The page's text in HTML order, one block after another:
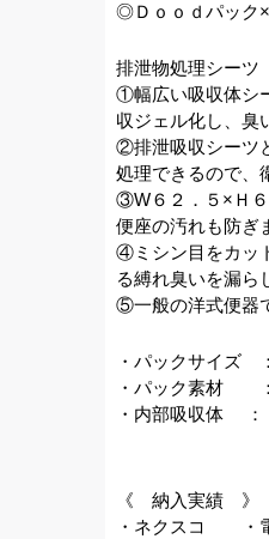
◎Ｄｏｏｄパック
排泄物処理シーツ
①幅広い吸収体シ
収ジェル化し、臭
②排泄吸収シーツ
処理できるので、
③W６２．５×Ｈ
便座の汚れも防ぎ
④ミシン目をカッ
る縛れ臭いを漏ら
⑤一般の洋式便器
・パックサイズ
・パック素材
・内部吸収体 ：
《 納入実績 》
・ネクスコ